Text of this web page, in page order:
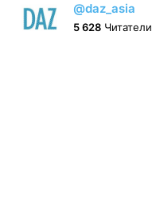
@daz_asia
5 628 Читатели